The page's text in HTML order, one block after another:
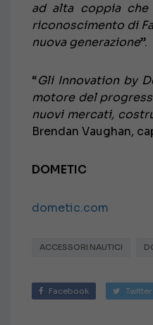
ad alta coppia
riconoscimento di
nuova generazione”.
“Gli Innovation by
motore del
nuovi mercati,
Brendan Vaughan,
DOMETIC
dometic.com
ACCESSORI NAUTICI
Facebook Twitter